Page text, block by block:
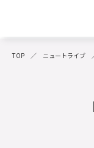
TOP ニュートライブ